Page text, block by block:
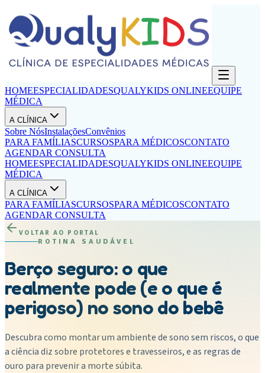
HOMEESPECIALIDADESQUALYKIDS ONLINEEQUIPE
MÉDICA
A CLÍNICA
Sobre NósInstalaçõesConvênios
PARA FAMÍLIASCURSOSPARA MÉDICOSCONTATO
AGENDAR CONSULTA
HOMEESPECIALIDADESQUALYKIDS ONLINEEQUIPE
MÉDICA
A CLÍNICA
PARA FAMÍLIASCURSOSPARA MÉDICOSCONTATO
AGENDAR CONSULTA
VOLTAR AO PORTAL
ROTINA SAUDÁVEL
Berço seguro: o que
realmente pode (e o que é
perigoso) no sono do bebê
Descubra como montar um ambiente de sono sem riscos, o que
a ciência diz sobre protetores e travesseiros, e as regras de
ouro para prevenir a morte súbita.